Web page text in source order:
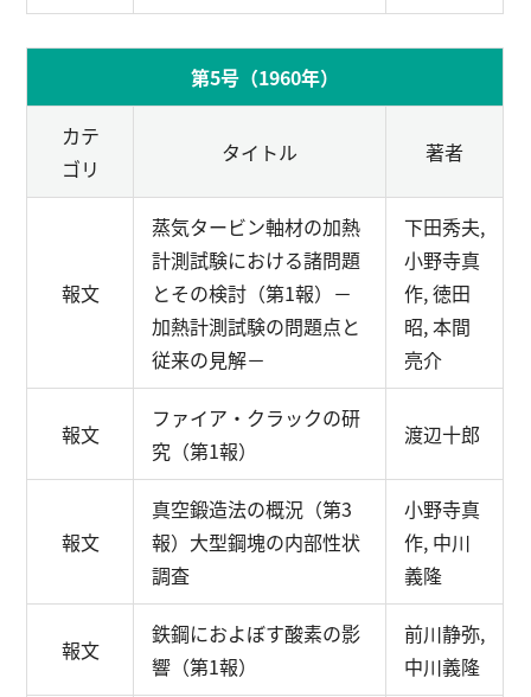
第5号（1960年）
カテ
ゴリ
タイトル 著者
報文
蒸気タービン軸材の加熱
計測試験における諸問題
とその検討（第1報） －
加熱計測試験の問題点と
従来の見解－
下田秀夫,
小野寺真
作, 徳田
昭, 本間
亮介
報文
ファイア・クラックの研
究（第1報）
渡辺十郎
報文
真空鍛造法の概況（第3
報） 大型鋼塊の内部性状
調査
小野寺真
作, 中川
義隆
報文
鉄鋼におよぼす酸素の影
響（第1報）
前川静弥,
中川義隆